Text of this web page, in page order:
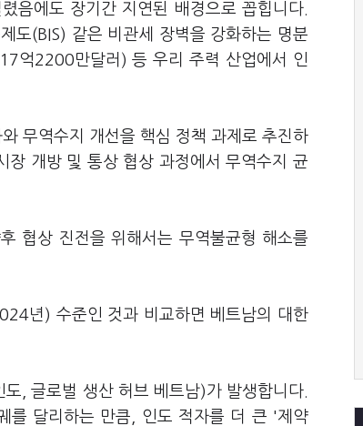
음에도 장기간 지연된 배경으로 꼽힙니다.
도(BIS) 같은 비관세 장벽을 강화하는 명분
억2200만달러) 등 우리 주력 산업에서 인
무역수지 개선을 핵심 정책 과제로 추진하
개방 및 통상 협상 과정에서 무역수지 균
협상 진전을 위해서는 무역불균형 해소를
년) 수준인 것과 비교하면 베트남의 대한
, 글로벌 생산 허브 베트남)가 발생합니다.
를 달리하는 만큼, 인도 적자를 더 큰 '제약